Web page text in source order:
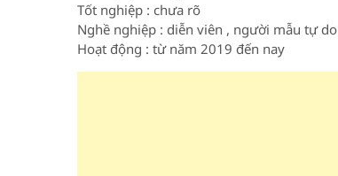
Tốt nghiệp : chưa rõ
Nghề nghiệp : diễn viên , người mẫu tự do
Hoạt động : từ năm 2019 đến nay